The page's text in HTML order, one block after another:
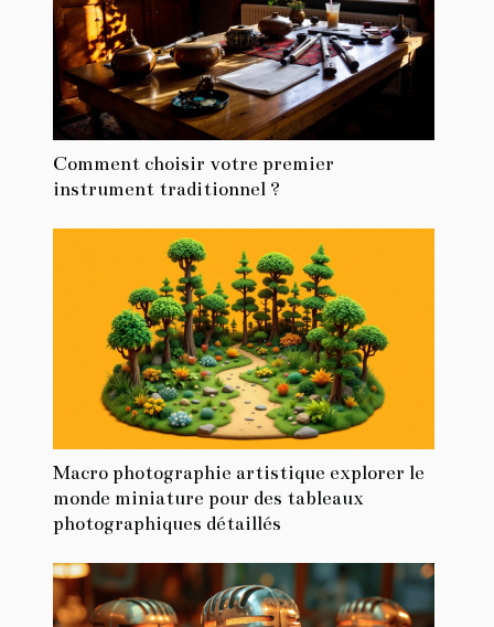
Comment choisir votre premier
instrument traditionnel ?
Macro photographie artistique explorer le
monde miniature pour des tableaux
photographiques détaillés